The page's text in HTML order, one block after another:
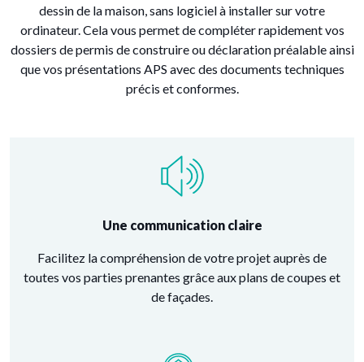
dessin de la maison, sans logiciel à installer sur votre
ordinateur. Cela vous permet de compléter rapidement vos
dossiers de permis de construire ou déclaration préalable ainsi
que vos présentations APS avec des documents techniques
précis et conformes.
Une communication claire
Facilitez la compréhension de votre projet auprès de
toutes vos parties prenantes grâce aux plans de coupes et
de façades.